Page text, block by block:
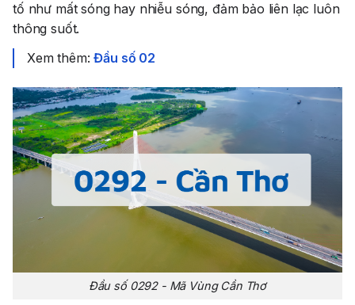
tố như mất sóng hay nhiễu sóng, đảm bảo liên lạc luôn
thông suốt.
Xem thêm:Đầu số 02
Đầu số 0292 - Mã Vùng Cần Thơ